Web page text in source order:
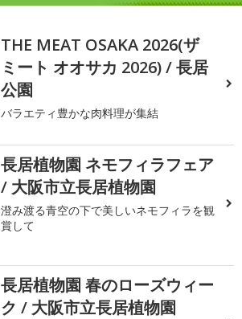
THE MEAT OSAKA 2026(ザ
ミート オオサカ 2026) / 長居
公園
バラエティ豊かな肉料理が集結
長居植物園 ネモフィラフェア
/ 大阪市立長居植物園
澄み渡る青空の下で美しいネモフィラを観
賞して
長居植物園 春のローズウィー
ク / 大阪市立長居植物園